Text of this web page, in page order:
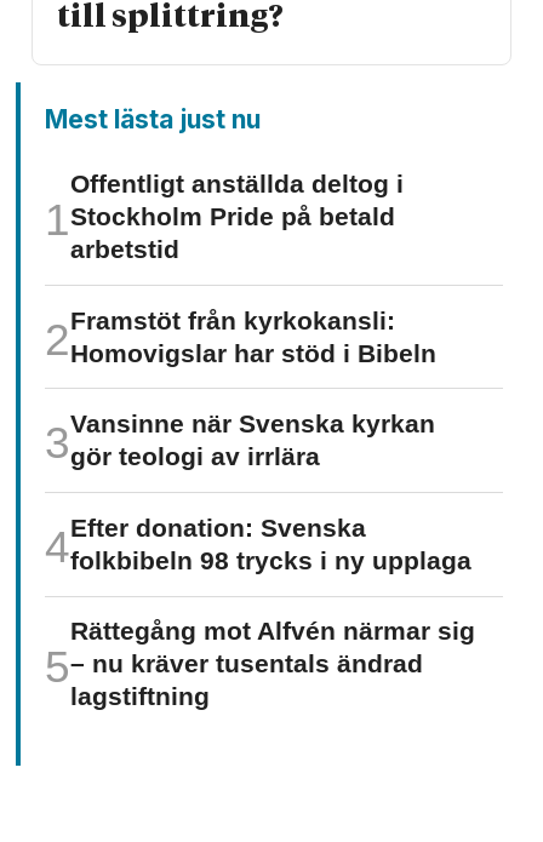
till splittring?
Mest lästa just nu
Offentligt anställda deltog i
Stockholm Pride på betald
arbetstid
Framstöt från kyrkokansli:
Homo­vigslar har stöd i Bibeln
Vansinne när Svenska kyrkan
gör teologi av irrlära
Efter donation: Svenska
folkbibeln 98 trycks i ny upplaga
Rättegång mot Alfvén närmar sig
– nu kräver tusentals ändrad
lagstiftning